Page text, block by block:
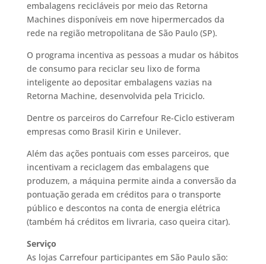
embalagens recicláveis por meio das Retorna
Machines disponíveis em nove hipermercados da
rede na região metropolitana de São Paulo (SP).
O programa incentiva as pessoas a mudar os hábitos
de consumo para reciclar seu lixo de forma
inteligente ao depositar embalagens vazias na
Retorna Machine, desenvolvida pela Triciclo.
Dentre os parceiros do Carrefour Re-Ciclo estiveram
empresas como Brasil Kirin e Unilever.
Além das ações pontuais com esses parceiros, que
incentivam a reciclagem das embalagens que
produzem, a máquina permite ainda a conversão da
pontuação gerada em créditos para o transporte
público e descontos na conta de energia elétrica
(também há créditos em livraria, caso queira citar).
Serviço
As lojas Carrefour participantes em São Paulo são: